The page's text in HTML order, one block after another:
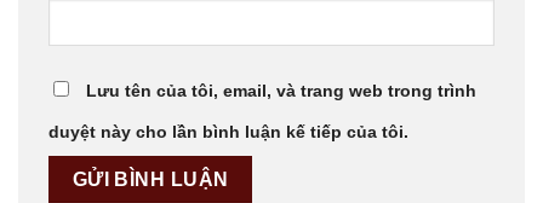
Lưu tên của tôi, email, và trang web trong trình
duyệt này cho lần bình luận kế tiếp của tôi.